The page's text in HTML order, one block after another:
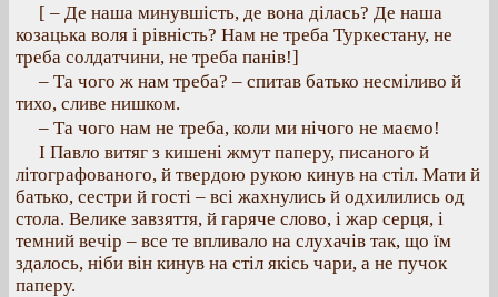
[ – Де наша минувшість, де вона ділась? Де наша
козацька воля і рівність? Нам не треба Туркестану, не
треба солдатчини, не треба панів!]
– Та чого ж нам треба? – спитав батько несміливо й
тихо, сливе нишком.
– Та чого нам не треба, коли ми нічого не маємо!
І Павло витяг з кишені жмут паперу, писаного й
літографованого, й твердою рукою кинув на стіл. Мати й
батько, сестри й гості – всі жахнулись й одхилились од
стола. Велике завзяття, й гаряче слово, і жар серця, і
темний вечір – все те впливало на слухачів так, що їм
здалось, ніби він кинув на стіл якісь чари, а не пучок
паперу.